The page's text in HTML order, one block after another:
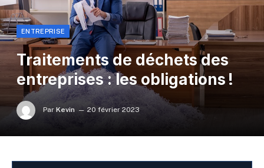
ENTREPRISE
Traitements de déchets des
entreprises : les obligations !
Par Kevin 20 février 2023